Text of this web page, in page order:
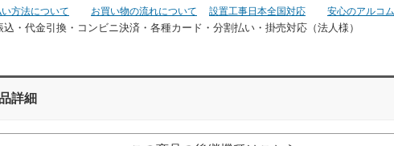
方法について お買い物の流れについて 設置工事日本全国対応 安心のアルコ
込・代金引換・コンビニ決済・ 各種カード・分割払い・掛売対応（法人様）
詳細